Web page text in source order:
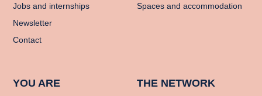
Jobs and internships
Newsletter
Contact
Spaces and accommodation
YOU ARE THE NETWORK